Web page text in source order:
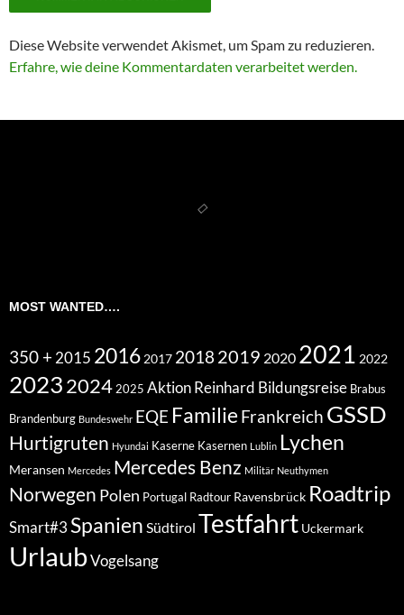
Diese Website verwendet Akismet, um Spam zu reduzieren.
Erfahre, wie deine Kommentardaten verarbeitet werden.
MOST WANTED….
350 + 2015 2016 2017 2018 2019 2020 2021 2022
20232024 2025 Aktion Reinhard Bildungsreise Brabus
Brandenburg Bundeswehr EQE Familie Frankreich GSSD
Hurtigruten Hyundai Kaserne Kasernen Lublin Lychen
Meransen Mercedes Mercedes Benz Militär Neuthymen
Norwegen Polen Portugal Radtour Ravensbrück Roadtrip
Smart#3 Spanien Südtirol Testfahrt Uckermark
UrlaubVogelsang